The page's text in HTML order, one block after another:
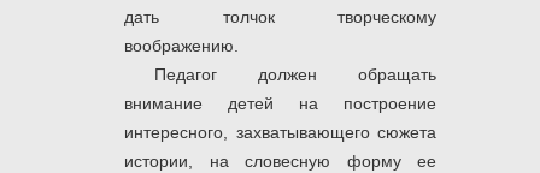
дать толчок творческому
воображению.
Педагог должен обращать
внимание детей на построение
интересного, захватывающего сюжета
истории, на словесную форму ее